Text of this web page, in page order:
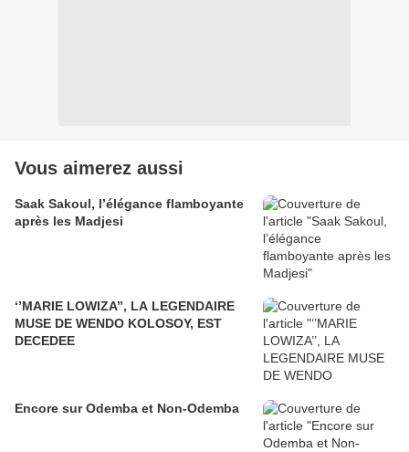
Vous aimerez aussi
Saak Sakoul, l’élégance flamboyante
après les Madjesi
‘’MARIE LOWIZA’’, LA LEGENDAIRE
MUSE DE WENDO KOLOSOY, EST
DECEDEE
Encore sur Odemba et Non-Odemba